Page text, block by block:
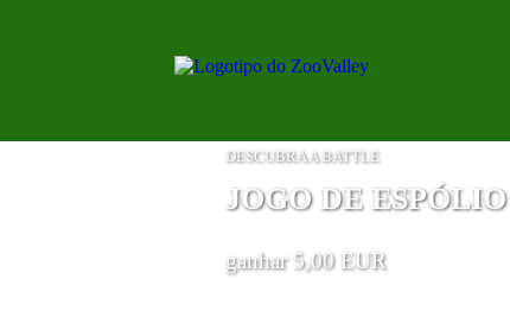
DESCUBRA A BATTLE
JOGO DE
ganhar 5,00 EUR
um Bartop Arcade Mvsx